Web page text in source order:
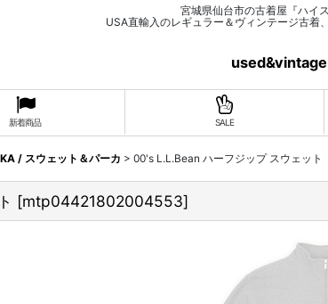
宮城県仙台市の古着屋『ハイ
USA直輸入のレギュラー＆ヴィンテージ古着
新着商品 SALE
/ スウェット＆パーカ > 00's L.L.Bean ハーフジップ スウェット
[mtp04421802004553]